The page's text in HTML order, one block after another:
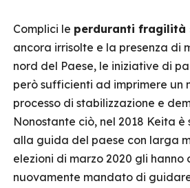
Complici le perduranti fragilità
ancora irrisolte e la presenza di
nord del Paese, le iniziative di
però sufficienti ad imprimere un
processo di stabilizzazione e
Nonostante ciò, nel 2018 Keita
alla guida del paese con larga
elezioni di marzo 2020 gli hanno
nuovamente mandato di